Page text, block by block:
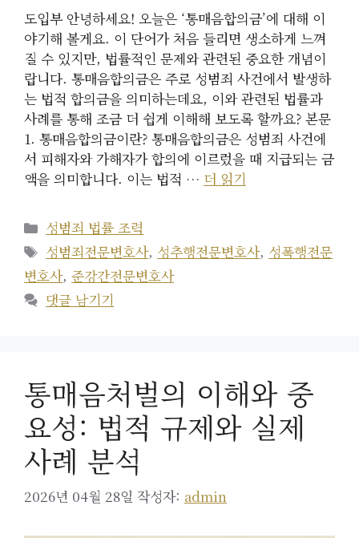
도입부 안녕하세요! 오늘은 ‘통매음합의금’에 대해 이
야기해 볼게요. 이 단어가 처음 들리면 생소하게 느껴
질 수 있지만, 법률적인 문제와 관련된 중요한 개념이
랍니다. 통매음합의금은 주로 성범죄 사건에서 발생하
는 법적 합의금을 의미하는데요, 이와 관련된 법률과
사례를 통해 조금 더 쉽게 이해해 보도록 할까요? 본문
1. 통매음합의금이란? 통매음합의금은 성범죄 사건에
서 피해자와 가해자가 합의에 이르렀을 때 지급되는 금
액을 의미합니다. 이는 법적 … 더 읽기
카
테
고
리
성범죄 법률 조력
태
그
성범죄전문변호사, 성추행전문변호사, 성폭행전문
변호사, 준강간전문변호사
댓글 남기기
통매음처벌의 이해와 중
요성: 법적 규제와 실제
사례 분석
2026년 04월 28일 작성자: admin